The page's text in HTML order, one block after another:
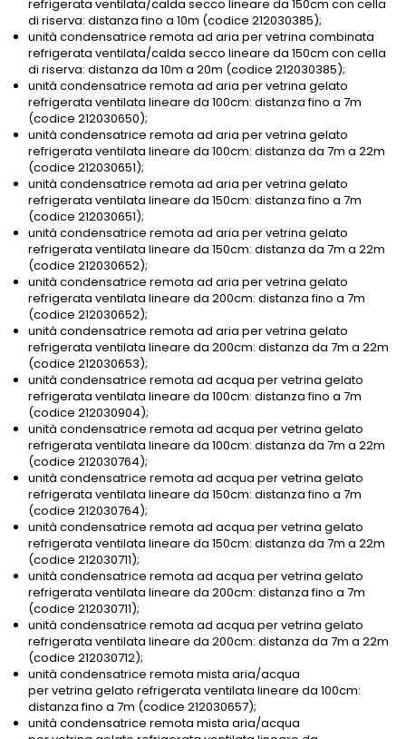
refrigerata ventilata/calda secco lineare da 150cm con cella
di riserva: distanza fino a 10m (codice 212030385);
unità condensatrice remota ad aria per vetrina combinata
refrigerata ventilata/calda secco lineare da 150cm con cella
di riserva: distanza da 10m a 20m (codice 212030385);
unità condensatrice remota ad aria per vetrina gelato
refrigerata ventilata lineare da 100cm: distanza fino a 7m
(codice 212030650);
unità condensatrice remota ad aria per vetrina gelato
refrigerata ventilata lineare da 100cm: distanza da 7m a 22m
(codice 212030651);
unità condensatrice remota ad aria per vetrina gelato
refrigerata ventilata lineare da 150cm: distanza fino a 7m
(codice 212030651);
unità condensatrice remota ad aria per vetrina gelato
refrigerata ventilata lineare da 150cm: distanza da 7m a 22m
(codice 212030652);
unità condensatrice remota ad aria per vetrina gelato
refrigerata ventilata lineare da 200cm: distanza fino a 7m
(codice 212030652);
unità condensatrice remota ad aria per vetrina gelato
refrigerata ventilata lineare da 200cm: distanza da 7m a 22m
(codice 212030653);
unità condensatrice remota ad acqua per vetrina gelato
refrigerata ventilata lineare da 100cm: distanza fino a 7m
(codice 212030904);
unità condensatrice remota ad acqua per vetrina gelato
refrigerata ventilata lineare da 100cm: distanza da 7m a 22m
(codice 212030764);
unità condensatrice remota ad acqua per vetrina gelato
refrigerata ventilata lineare da 150cm: distanza fino a 7m
(codice 212030764);
unità condensatrice remota ad acqua per vetrina gelato
refrigerata ventilata lineare da 150cm: distanza da 7m a 22m
(codice 212030711);
unità condensatrice remota ad acqua per vetrina gelato
refrigerata ventilata lineare da 200cm: distanza fino a 7m
(codice 212030711);
unità condensatrice remota ad acqua per vetrina gelato
refrigerata ventilata lineare da 200cm: distanza da 7m a 22m
(codice 212030712);
unità condensatrice remota mista aria/acqua
per vetrina gelato refrigerata ventilata lineare da 100cm:
distanza fino a 7m (codice 212030657);
unità condensatrice remota mista aria/acqua